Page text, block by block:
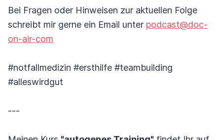
Bei Fragen oder Hinweisen zur aktuellen Folge
schreibt mir gerne ein Email unter podcast@doc-
on-air-com
#notfallmedizin #ersthilfe #teambuilding
#alleswirdgut
---